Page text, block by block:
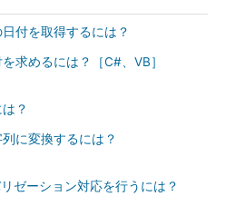
付を取得するには？
求めるには？［C#、VB］
？
に変換するには？
ゼーション対応を行うには？